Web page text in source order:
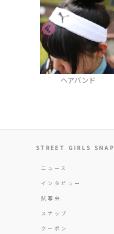
スニーカー
STREET GIRLS SNAP
ニュース
インタビュー
試写会
スナップ
クーポン